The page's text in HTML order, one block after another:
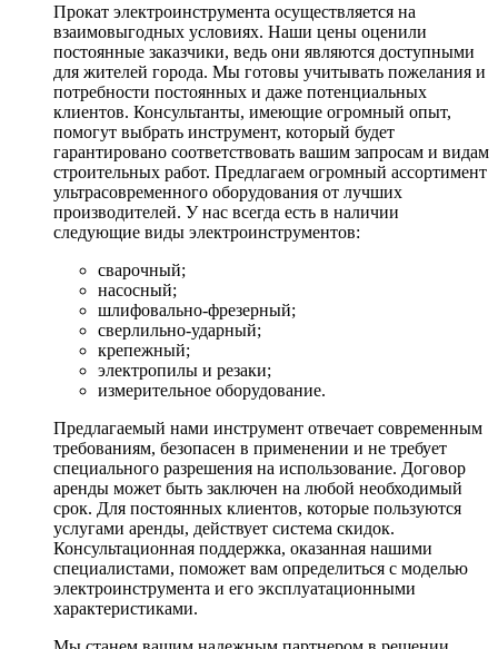
Прокат электроинструмента осуществляется на
взаимовыгодных условиях. Наши цены оценили
постоянные заказчики, ведь они являются доступными
для жителей города. Мы готовы учитывать пожелания и
потребности постоянных и даже потенциальных
клиентов. Консультанты, имеющие огромный опыт,
помогут выбрать инструмент, который будет
гарантировано соответствовать вашим запросам и видам
строительных работ. Предлагаем огромный ассортимент
ультрасовременного оборудования от лучших
производителей. У нас всегда есть в наличии
следующие виды электроинструментов:
сварочный;
насосный;
шлифовально-фрезерный;
сверлильно-ударный;
крепежный;
электропилы и резаки;
измерительное оборудование.
Предлагаемый нами инструмент отвечает современным
требованиям, безопасен в применении и не требует
специального разрешения на использование. Договор
аренды может быть заключен на любой необходимый
срок. Для постоянных клиентов, которые пользуются
услугами аренды, действует система скидок.
Консультационная поддержка, оказанная нашими
специалистами, поможет вам определиться с моделью
электроинструмента и его эксплуатационными
характеристиками.